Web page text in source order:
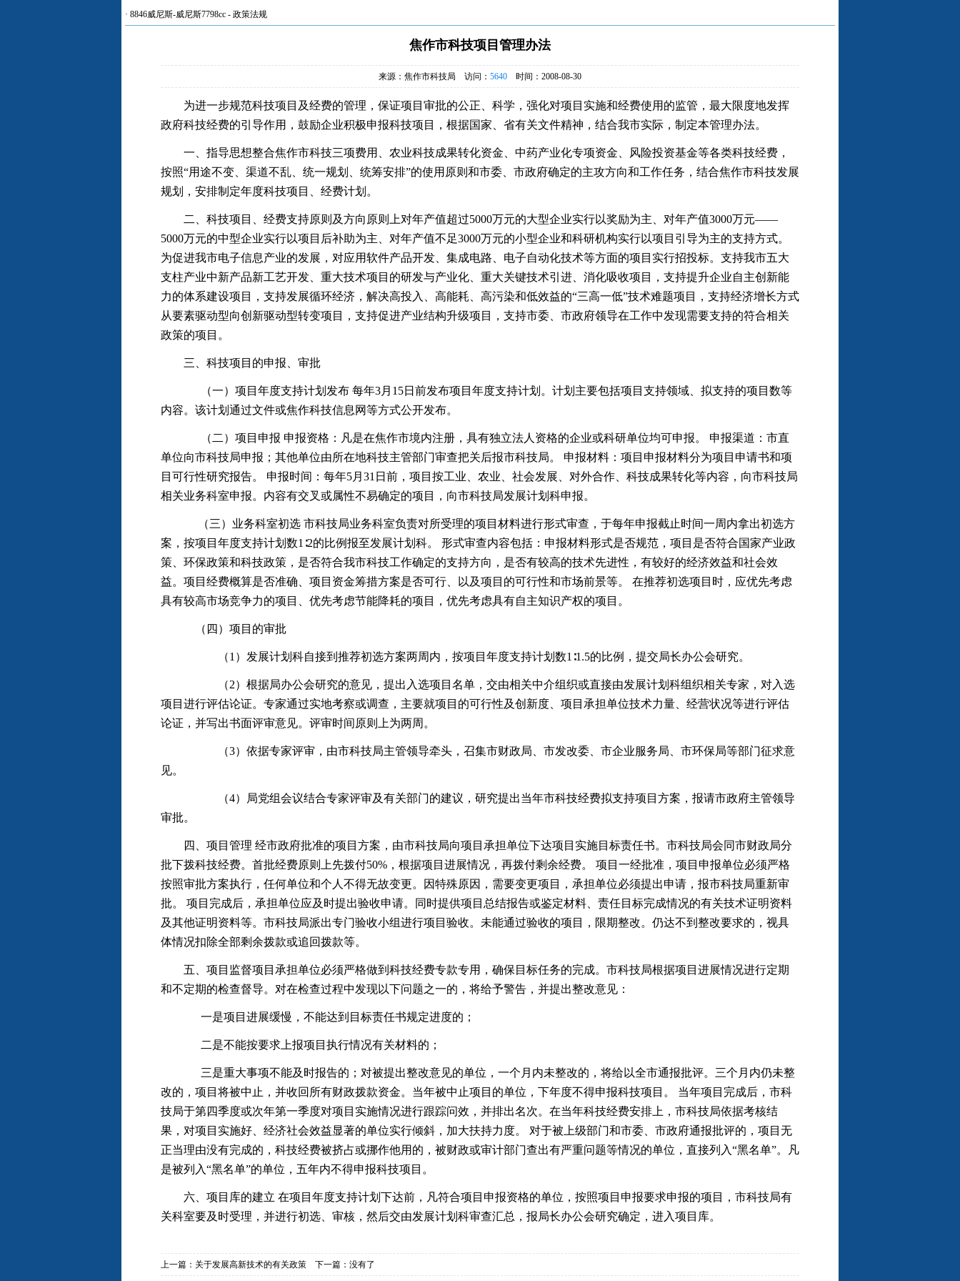
· 8846威尼斯-威尼斯7798cc - 政策法规
焦作市科技项目管理办法
来源：焦作市科技局 访问： 5640 时间：2008-08-30
为进一步规范科技项目及经费的管理，保证项目审批的公正、科学，强化对项目实施和经费使用的监管，最大限度地发挥
政府科技经费的引导作用，鼓励企业积极申报科技项目，根据国家、省有关文件精神，结合我市实际，制定本管理办法。
一、指导思想整合焦作市科技三项费用、农业科技成果转化资金、中药产业化专项资金、风险投资基金等各类科技经费，
按照“用途不变、渠道不乱、统一规划、统筹安排”的使用原则和市委、市政府确定的主攻方向和工作任务，结合焦作市科技发展
规划，安排制定年度科技项目、经费计划。
二、科技项目、经费支持原则及方向原则上对年产值超过5000万元的大型企业实行以奖励为主、对年产值3000万元——
5000万元的中型企业实行以项目后补助为主、对年产值不足3000万元的小型企业和科研机构实行以项目引导为主的支持方式。
为促进我市电子信息产业的发展，对应用软件产品开发、集成电路、电子自动化技术等方面的项目实行招投标。支持我市五大
支柱产业中新产品新工艺开发、重大技术项目的研发与产业化、重大关键技术引进、消化吸收项目，支持提升企业自主创新能
力的体系建设项目，支持发展循环经济，解决高投入、高能耗、高污染和低效益的“三高一低”技术难题项目，支持经济增长方式
从要素驱动型向创新驱动型转变项目，支持促进产业结构升级项目，支持市委、市政府领导在工作中发现需要支持的符合相关
政策的项目。
三、科技项目的申报、审批
（一）项目年度支持计划发布 每年3月15日前发布项目年度支持计划。计划主要包括项目支持领域、拟支持的项目数等
内容。该计划通过文件或焦作科技信息网等方式公开发布。
（二）项目申报 申报资格：凡是在焦作市境内注册，具有独立法人资格的企业或科研单位均可申报。 申报渠道：市直
单位向市科技局申报；其他单位由所在地科技主管部门审查把关后报市科技局。 申报材料：项目申报材料分为项目申请书和项
目可行性研究报告。 申报时间：每年5月31日前，项目按工业、农业、社会发展、对外合作、科技成果转化等内容，向市科技局
相关业务科室申报。内容有交叉或属性不易确定的项目，向市科技局发展计划科申报。
（三）业务科室初选 市科技局业务科室负责对所受理的项目材料进行形式审查，于每年申报截止时间一周内拿出初选方
案，按项目年度支持计划数1∶2的比例报至发展计划科。 形式审查内容包括：申报材料形式是否规范，项目是否符合国家产业政
策、环保政策和科技政策，是否符合我市科技工作确定的支持方向，是否有较高的技术先进性，有较好的经济效益和社会效
益。项目经费概算是否准确、项目资金筹措方案是否可行、以及项目的可行性和市场前景等。 在推荐初选项目时，应优先考虑
具有较高市场竞争力的项目、优先考虑节能降耗的项目，优先考虑具有自主知识产权的项目。
（四）项目的审批
（1）发展计划科自接到推荐初选方案两周内，按项目年度支持计划数1∶1.5的比例，提交局长办公会研究。
（2）根据局办公会研究的意见，提出入选项目名单，交由相关中介组织或直接由发展计划科组织相关专家，对入选
项目进行评估论证。专家通过实地考察或调查，主要就项目的可行性及创新度、项目承担单位技术力量、经营状况等进行评估
论证，并写出书面评审意见。评审时间原则上为两周。
（3）依据专家评审，由市科技局主管领导牵头，召集市财政局、市发改委、市企业服务局、市环保局等部门征求意
见。
（4）局党组会议结合专家评审及有关部门的建议，研究提出当年市科技经费拟支持项目方案，报请市政府主管领导
审批。
四、项目管理 经市政府批准的项目方案，由市科技局向项目承担单位下达项目实施目标责任书。市科技局会同市财政局分
批下拨科技经费。首批经费原则上先拨付50%，根据项目进展情况，再拨付剩余经费。 项目一经批准，项目申报单位必须严格
按照审批方案执行，任何单位和个人不得无故变更。因特殊原因，需要变更项目，承担单位必须提出申请，报市科技局重新审
批。 项目完成后，承担单位应及时提出验收申请。同时提供项目总结报告或鉴定材料、责任目标完成情况的有关技术证明资料
及其他证明资料等。市科技局派出专门验收小组进行项目验收。未能通过验收的项目，限期整改。仍达不到整改要求的，视具
体情况扣除全部剩余拨款或追回拨款等。
五、项目监督项目承担单位必须严格做到科技经费专款专用，确保目标任务的完成。市科技局根据项目进展情况进行定期
和不定期的检查督导。对在检查过程中发现以下问题之一的，将给予警告，并提出整改意见：
一是项目进展缓慢，不能达到目标责任书规定进度的；
二是不能按要求上报项目执行情况有关材料的；
三是重大事项不能及时报告的；对被提出整改意见的单位，一个月内未整改的，将给以全市通报批评。三个月内仍未整
改的，项目将被中止，并收回所有财政拨款资金。当年被中止项目的单位，下年度不得申报科技项目。 当年项目完成后，市科
技局于第四季度或次年第一季度对项目实施情况进行跟踪问效，并排出名次。在当年科技经费安排上，市科技局依据考核结
果，对项目实施好、经济社会效益显著的单位实行倾斜，加大扶持力度。 对于被上级部门和市委、市政府通报批评的，项目无
正当理由没有完成的，科技经费被挤占或挪作他用的，被财政或审计部门查出有严重问题等情况的单位，直接列入“黑名单”。凡
是被列入“黑名单”的单位，五年内不得申报科技项目。
六、项目库的建立 在项目年度支持计划下达前，凡符合项目申报资格的单位，按照项目申报要求申报的项目，市科技局有
关科室要及时受理，并进行初选、审核，然后交由发展计划科审查汇总，报局长办公会研究确定，进入项目库。
上一篇： 关于发展高新技术的有关政策 下一篇：没有了